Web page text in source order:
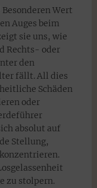
Wert
Auges beim
sie uns, wie
Rechts- oder
den
fällt. All dies
Schäden
oder
absolut auf
Stellung,
zu stolpern.